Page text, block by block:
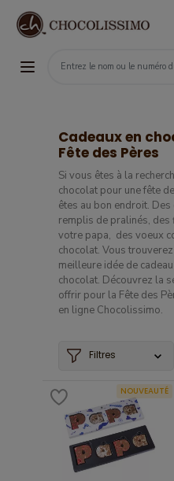
Cadeaux en
Fête des Pères
Si vous êtes à la
chocolat pour une fête
êtes au bon endroit.
remplis de pralinés,
votre papa, des voeux
chocolat. Vous
meilleure idée de
chocolat. Découvrez la
offrir pour la Fête des
en ligne Chocolissimo.
Filtres
NOUVEAUTÉ